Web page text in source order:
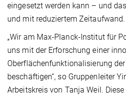
eingesetzt werden kann – und
und mit reduziertem Zeitaufwand.
„Wir am Max-Planck-Institut für
uns mit der Erforschung einer
Oberflächenfunktionalisierung
beschäftigen“, so Gruppenleiter
Arbeitskreis von Tanja Weil.